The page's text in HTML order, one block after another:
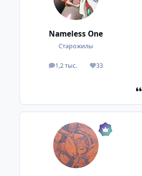
Nameless One
Старожилы
1,2 тыс.
посты 33
Репутация